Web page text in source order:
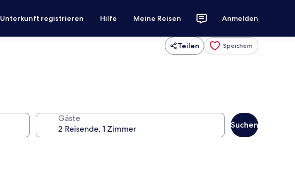
Unterkunft registrieren Hilfe Meine Reisen Anmelden
Teilen Speichern
Gäste
Suchen